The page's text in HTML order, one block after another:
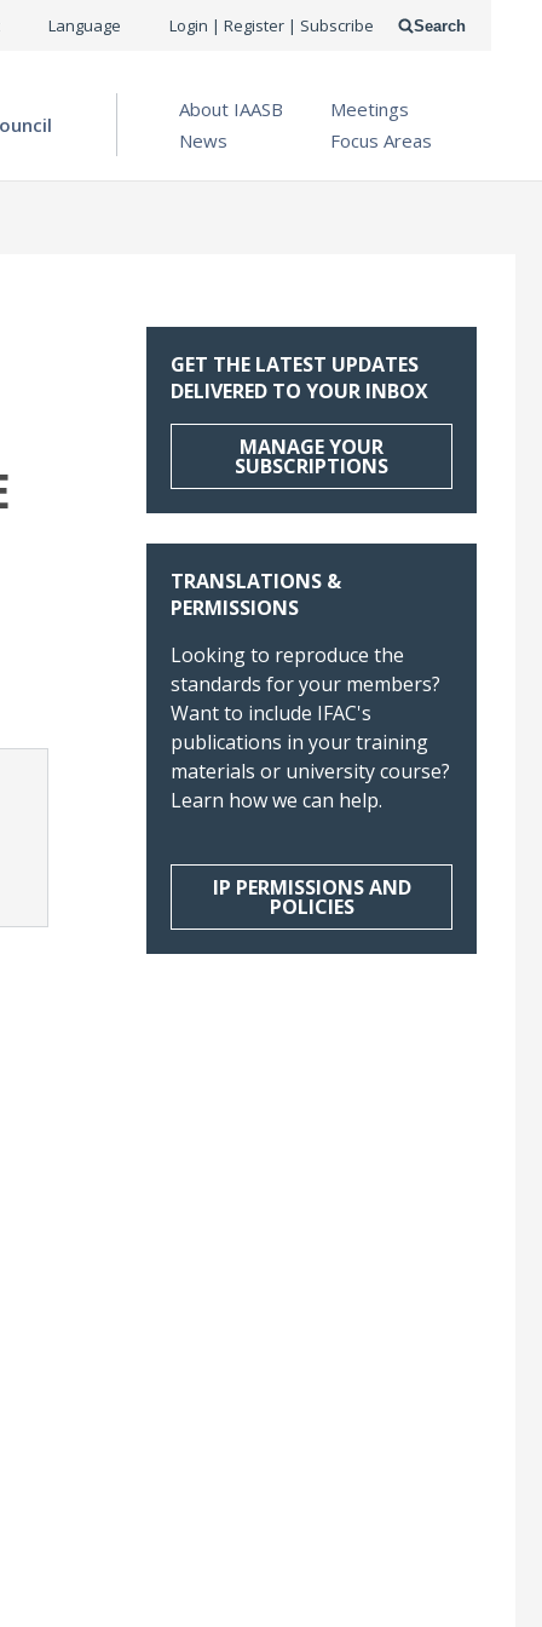
Language
USER
MENU
Login | Register | Subscribe
About IAASB
Meetings
News
Focus Areas
Search
GET THE LATEST UPDATES
DELIVERED TO YOUR INBOX
MANAGE YOUR
SUBSCRIPTIONS
TRANSLATIONS &
PERMISSIONS
Looking to reproduce the
standards for your members?
Want to include IFAC's
publications in your training
materials or university course?
Learn how we can help.
IP PERMISSIONS AND
POLICIES